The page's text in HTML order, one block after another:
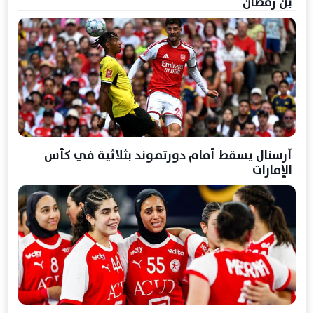
آرسنال يسقط أمام دورتموند بثلاثية في كأس
الإمارات